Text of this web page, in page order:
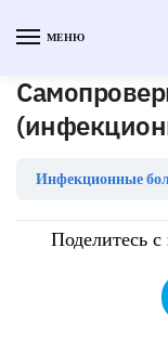
МЕНЮ
Инфекционные
Поделитесь